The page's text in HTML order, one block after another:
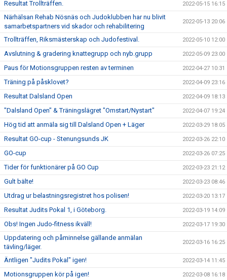
Resultat Trollträffen. 2022-05-15 16:15
Närhälsan Rehab Nösnäs och Judoklubben har nu blivit
samarbetspartners vid skador och rehabilitering
2022-05-13 20:06
Trollträffen, Riksmästerskap och Judofestival. 2022-05-10 12:00
Avslutning & gradering knattegrupp och nyb.grupp 2022-05-09 23:00
Paus för Motionsgruppen resten av terminen 2022-04-27 10:31
Träning på påsklovet? 2022-04-09 23:16
Resultat Dalsland Open 2022-04-09 18:13
"Dalsland Open" & Träningslägret "Omstart/Nystart" 2022-04-07 19:24
Hög tid att anmäla sig till Dalsland Open + Läger 2022-03-29 18:05
Resultat GO-cup - Stenungsunds JK 2022-03-26 22:10
GO-cup 2022-03-26 07:25
Tider för funktionärer på GO Cup 2022-03-23 21:12
Gult bälte! 2022-03-23 08:46
Utdrag ur belastningsregistret hos polisen! 2022-03-20 13:17
Resultat Judits Pokal 1, i Göteborg. 2022-03-19 14:09
Obs! Ingen Judo-fitness ikväll! 2022-03-17 19:30
Uppdatering och påminnelse gällande anmälan
tävling/läger.
2022-03-16 16:25
Äntligen "Judits Pokal" igen! 2022-03-14 11:45
Motionsgruppen kör på igen! 2022-03-08 16:18